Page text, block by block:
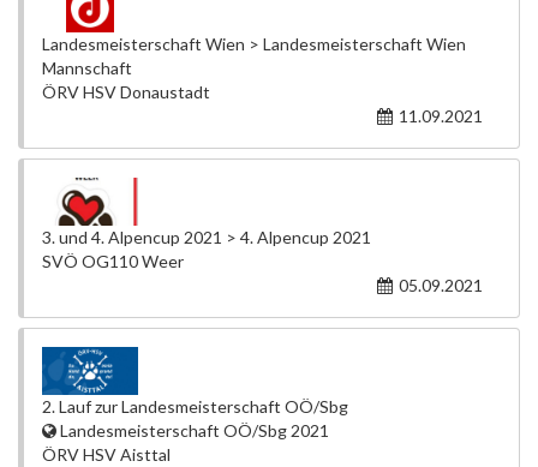
Landesmeisterschaft Wien > Landesmeisterschaft Wien
Mannschaft
ÖRV HSV Donaustadt
11.09.2021
3. und 4. Alpencup 2021 > 4. Alpencup 2021
SVÖ OG110 Weer
05.09.2021
2. Lauf zur Landesmeisterschaft OÖ/Sbg
Landesmeisterschaft OÖ/Sbg 2021
ÖRV HSV Aisttal